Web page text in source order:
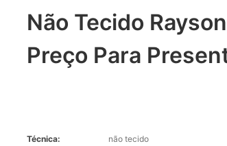
Não Tecido
Preço Para
Técnica:
não tecido